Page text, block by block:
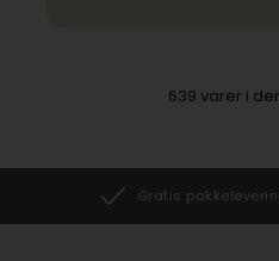
639 varer i
Gratis